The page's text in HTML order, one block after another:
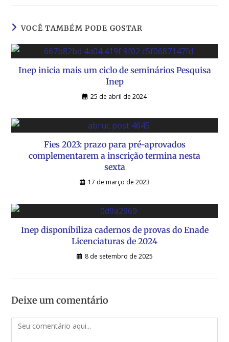
VOCÊ TAMBÉM PODE GOSTAR
Inep inicia mais um ciclo de seminários Pesquisa
Inep
25 de abril de 2024
Fies 2023: prazo para pré-aprovados
complementarem a inscrição termina nesta
sexta
17 de março de 2023
Inep disponibiliza cadernos de provas do Enade
Licenciaturas de 2024
8 de setembro de 2025
Deixe um comentário